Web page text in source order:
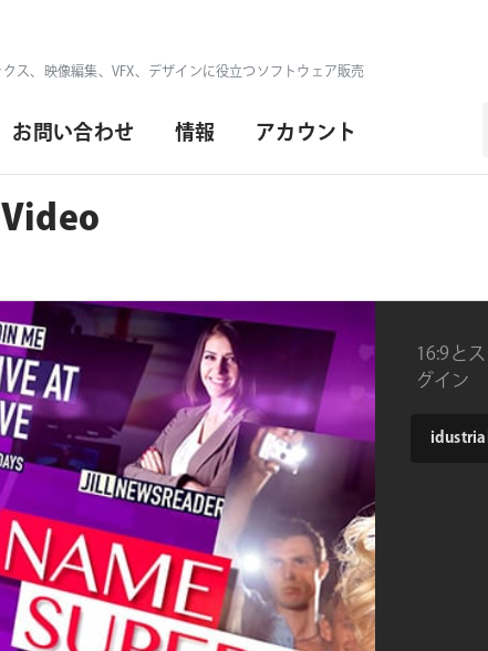
ス、映像編集、VFX、デザインに役立つソフトウェア販売
お問い合わせ 情報 アカウント
16:9と
グイン
product